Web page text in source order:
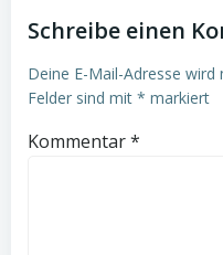
Schreibe einen
Deine E-Mail-Adresse
Felder sind mit * markiert
Kommentar*